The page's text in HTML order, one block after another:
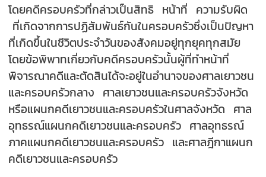
โดยคดีครอบครัวที่กล่าวเป็นสิทธิ หน้าที่ ความรับผิด
ที่เกิดจากการปฏิสัมพันธ์กันในครอบครัวซึ่งเป็นปัญหา
ที่เกิดขึ้นในชีวิตประจำวันของสังคมอยู่ทุกยุคทุกสมัย
โดยข้อพิพาทเกี่ยวกับคดีครอบครัวนั้นผู้ที่ทำหน้าที่
พิจารณาคดีและตัดสินได้จะอยู่ในอำนาจของศาลเยาวชน
และครอบครัวกลาง ศาลเยาวชนและครอบครัวจังหวัด
หรือแผนกคดีเยาวชนและครอบครัวในศาลจังหวัด ศาล
อุทธรณ์แผนกคดีเยาวชนและครอบครัว ศาลอุทธรณ์
ภาคแผนกคดีเยาวชนและครอบครัว และศาลฎีกาแผนก
คดีเยาวชนและครอบครัว